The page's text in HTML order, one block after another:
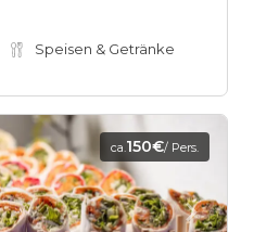
Speisen & Getränke
ca.150€/ Pers.